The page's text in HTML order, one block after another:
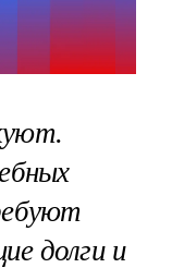
долги и